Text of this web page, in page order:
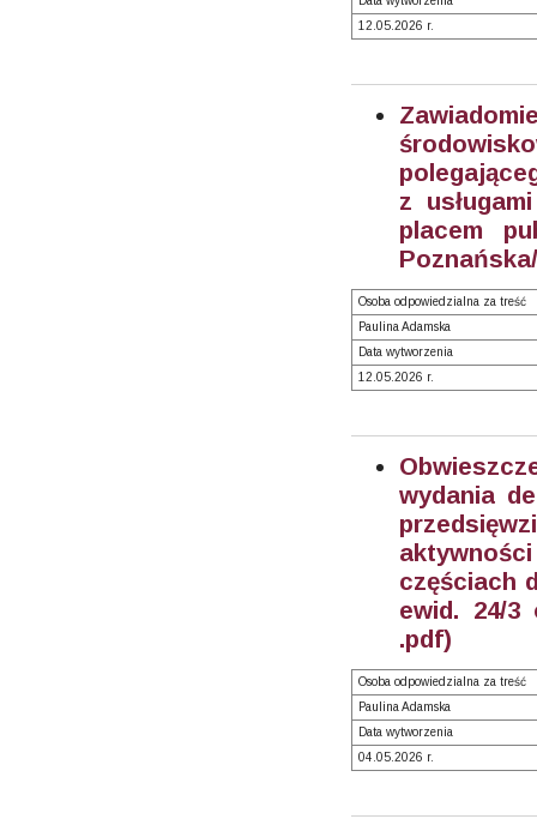
12.05.2026 r.
z
placem
Osoba odpowiedzialna za treść
Paulina Adamska
Data wytworzenia
12.05.2026 r.
wydania
częściach
ewid. 24/3
.pdf)
Osoba odpowiedzialna za treść
Paulina Adamska
Data wytworzenia
04.05.2026 r.